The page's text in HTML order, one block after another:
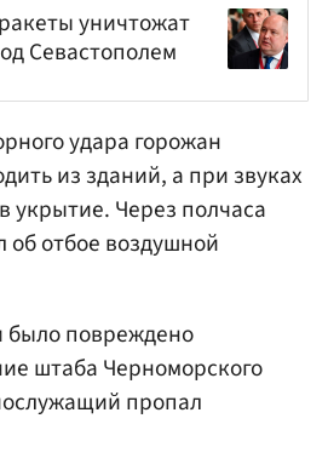
уничтожат
Севастополем
удара горожан
из зданий, а при звуках
укрытие. Через полчаса
об отбое воздушной
было повреждено
штаба Черноморского
пропал